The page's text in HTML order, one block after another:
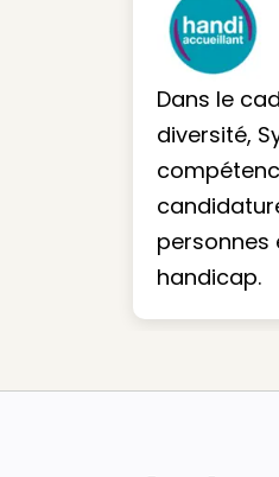
Dans le
diversité,
personnes
handicap.